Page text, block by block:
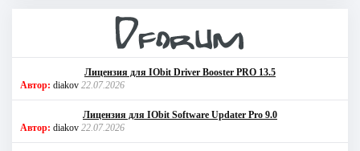
Лицензия для IObit Driver Booster PRO 13.5
Автор: diakov 22.07.2026
Лицензия для IObit Software Updater Pro 9.0
Автор: diakov 22.07.2026